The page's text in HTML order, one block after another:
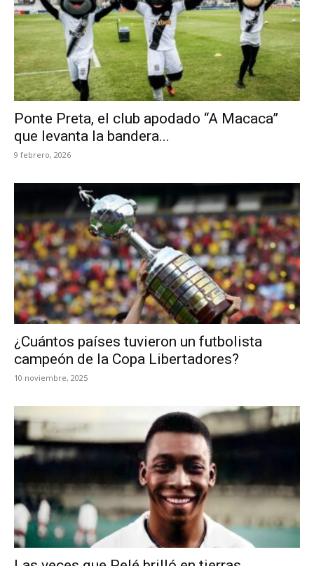
Ponte Preta, el club apodado “A Macaca”
que levanta la bandera...
9 febrero, 2026
¿Cuántos países tuvieron un futbolista
campeón de la Copa Libertadores?
10 noviembre, 2025